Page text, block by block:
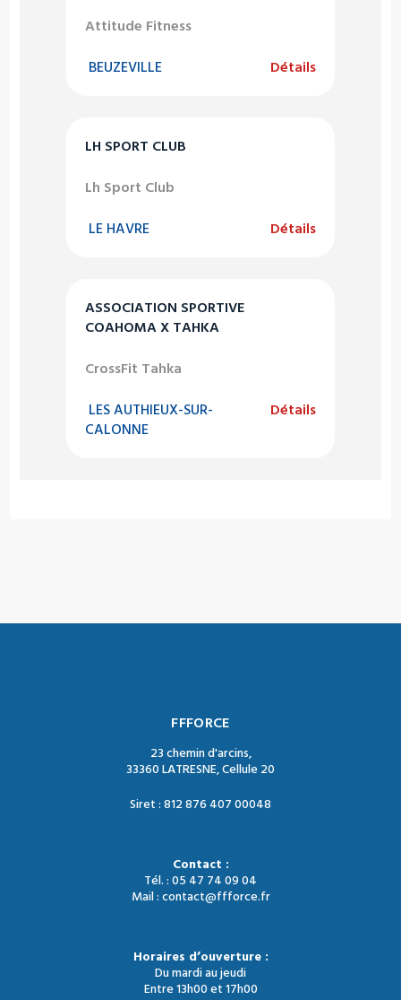
Attitude Fitness
BEUZEVILLE Détails
LH SPORT CLUB
Lh Sport Club
LE HAVRE Détails
ASSOCIATION SPORTIVE
COAHOMA X TAHKA
CrossFit Tahka
LES AUTHIEUX-SUR-
CALONNE
Détails
FFFORCE
23 chemin d'arcins,
33360 LATRESNE, Cellule 20
Siret : 812 876 407 00048
Contact :
Tél. : 05 47 74 09 04
Mail : contact@ffforce.fr
Horaires d’ouverture :
Du mardi au jeudi
Entre 13h00 et 17h00